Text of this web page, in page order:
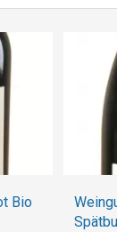
Bio